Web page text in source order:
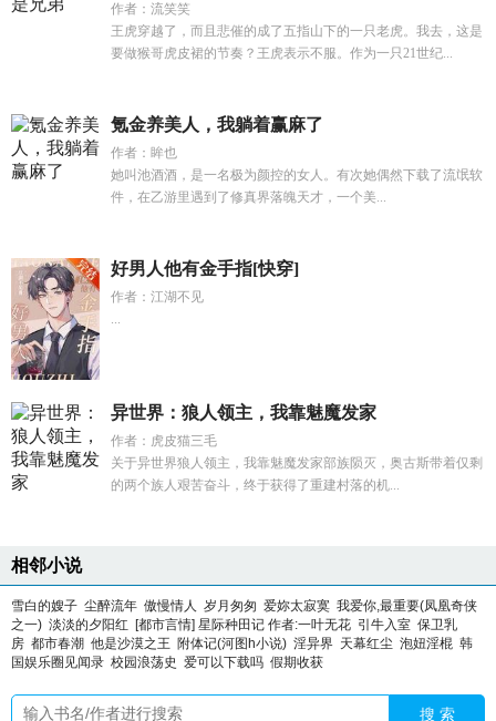
作者：流笑笑
王虎穿越了，而且悲催的成了五指山下的一只老虎。我去，这是
要做猴哥虎皮裙的节奏？王虎表示不服。作为一只21世纪...
氪金养美人，我躺着赢麻了
作者：眸也
她叫池酒酒，是一名极为颜控的女人。有次她偶然下载了流氓软
件，在乙游里遇到了修真界落魄天才，一个美...
好男人他有金手指[快穿]
作者：江湖不见
...
异世界：狼人领主，我靠魅魔发家
作者：虎皮猫三毛
关于异世界狼人领主，我靠魅魔发家部族陨灭，奥古斯带着仅剩
的两个族人艰苦奋斗，终于获得了重建村落的机...
相邻小说
雪白的嫂子 尘醉流年 傲慢情人 岁月匆匆 爱妳太寂寞 我爱你,最重要(凤凰奇侠
之一) 淡淡的夕阳红 [都市言情] 星际种田记 作者:一叶无花 引牛入室 保卫乳
房 都市春潮 他是沙漠之王 附体记(河图h小说) 淫异界 天幕红尘 泡妞淫棍 韩
国娱乐圈见闻录 校园浪荡史 爱可以下载吗 假期收获
搜 索